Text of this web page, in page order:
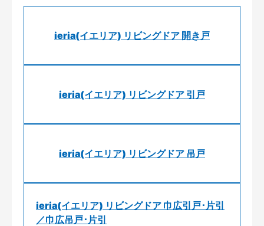
ieria(イエリア) リビングドア 開き戸
ieria(イエリア) リビングドア 引戸
ieria(イエリア) リビングドア 吊戸
ieria(イエリア) リビングドア 巾広引戸･片引
／巾広吊戸･片引